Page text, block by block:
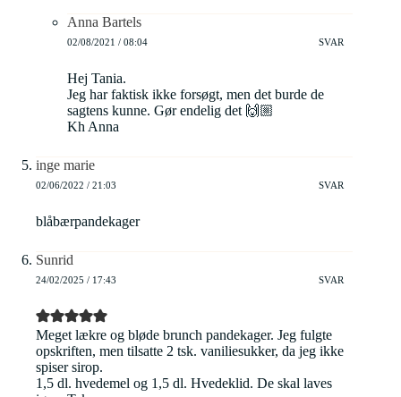
Anna Bartels
02/08/2021 / 08:04 SVAR
Hej Tania.
Jeg har faktisk ikke forsøgt, men det burde de
sagtens kunne. Gør endelig det 🙌🏼
Kh Anna
inge marie
02/06/2022 / 21:03 SVAR
blåbærpandekager
Sunrid
24/02/2025 / 17:43 SVAR
Meget lækre og bløde brunch pandekager. Jeg fulgte
opskriften, men tilsatte 2 tsk. vaniliesukker, da jeg ikke
spiser sirop.
1,5 dl. hvedemel og 1,5 dl. Hvedeklid. De skal laves